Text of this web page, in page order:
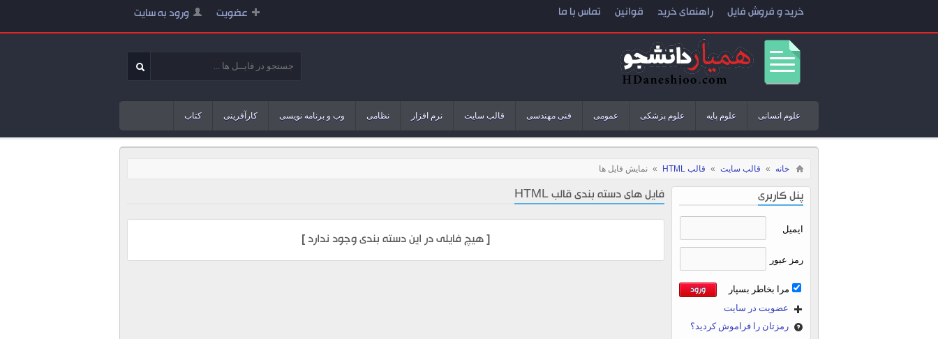
عضویت ورود به سایت خرید و فروش فایل راهنمای خرید قوانین تماس با ما
علوم انسانی علوم پایه علوم پزشکی عمومی فنی مهندسی قالب سایت نرم افزار نظامی وب و برنامه نویسی کارآفرینی کتاب
خانه » قالب سایت » قالب HTML » نمایش فایل ها
پنل کاربری
ایمیل
رمز عبور
مرا بخاطر بسپار
عضویت در سایت
رمزتان را فراموش کردید؟
فایل های دسته بندی قالب HTML
[ هیچ فایلی در این دسته بندی وجود ندارد ]